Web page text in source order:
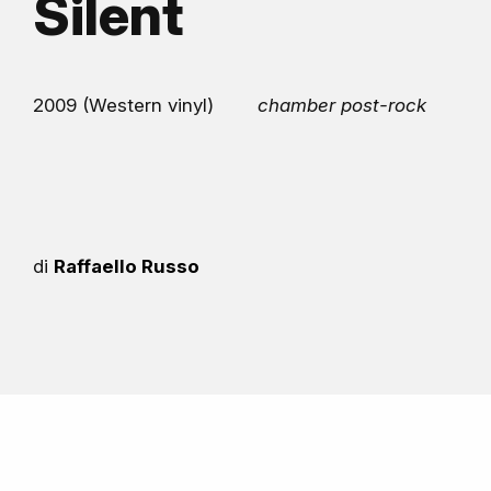
Silent
2009 (Western vinyl) chamber post-rock
di Raffaello Russo